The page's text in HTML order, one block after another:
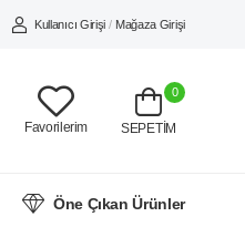
Kullanıcı Girişi / Mağaza Girişi
Favorilerim
0
SEPETİM
Öne Çıkan Ürünler